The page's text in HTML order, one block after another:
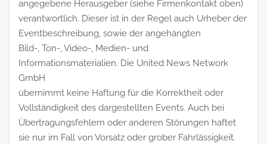
angegebene Herausgeber (siehe Firmenkontakt oben)
verantwortlich. Dieser ist in der Regel auch Urheber der
Eventbeschreibung, sowie der angehängten
Bild-, Ton-, Video-, Medien- und
Informationsmaterialien. Die United News Network
GmbH
übernimmt keine Haftung für die Korrektheit oder
Vollständigkeit des dargestellten Events. Auch bei
Übertragungsfehlern oder anderen Störungen haftet
sie nur im Fall von Vorsatz oder grober Fahrlässigkeit.